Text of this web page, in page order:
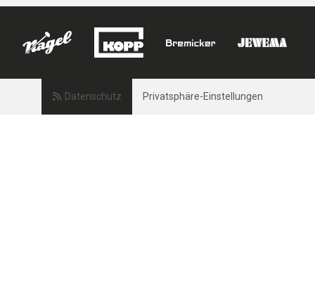
Datenschutz Privatsphäre-Einstellungen